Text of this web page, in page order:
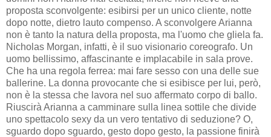
proposta sconvolgente: esibirsi per un unico cliente, notte
dopo notte, dietro lauto compenso. A sconvolgere Arianna
non è tanto la natura della proposta, ma l'uomo che gliela fa.
Nicholas Morgan, infatti, è il suo visionario coreografo. Un
uomo bellissimo, affascinante e implacabile in sala prove.
Che ha una regola ferrea: mai fare sesso con una delle sue
ballerine. La donna provocante che si esibisce per lui, però,
non è la stessa che lavora nel suo affermato corpo di ballo.
Riuscirà Arianna a camminare sulla linea sottile che divide
uno spettacolo sexy da un vero tentativo di seduzione? O,
sguardo dopo sguardo, gesto dopo gesto, la passione finirà